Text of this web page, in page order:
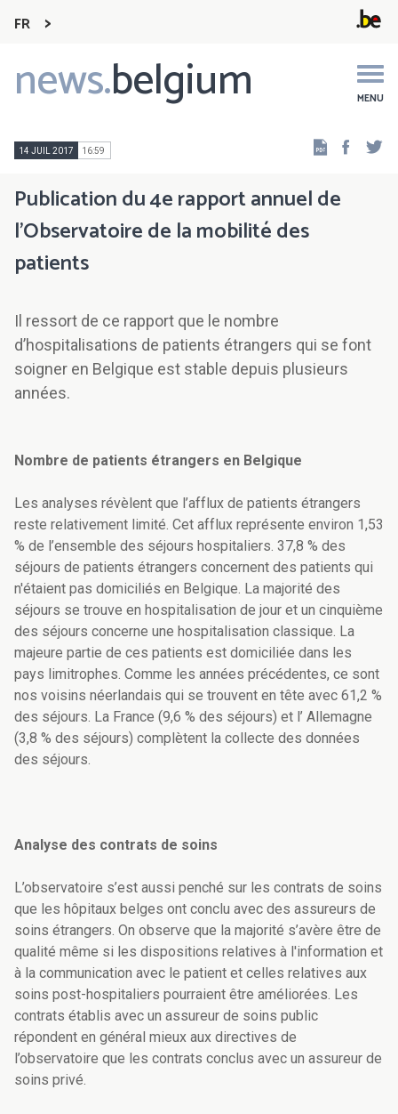
FR
news.belgium MENU
Main
navigation
14 JUIL 2017 16:59
Publication du 4e rapport annuel de
l’Observatoire de la mobilité des
patients
Il ressort de ce rapport que le nombre
d’hospitalisations de patients étrangers qui se font
soigner en Belgique est stable depuis plusieurs
années.
Nombre de patients étrangers en Belgique
Les analyses révèlent que l’afflux de patients étrangers
reste relativement limité. Cet afflux représente environ 1,53
% de l’ensemble des séjours hospitaliers. 37,8 % des
séjours de patients étrangers concernent des patients qui
n'étaient pas domiciliés en Belgique. La majorité des
séjours se trouve en hospitalisation de jour et un cinquième
des séjours concerne une hospitalisation classique. La
majeure partie de ces patients est domiciliée dans les
pays limitrophes. Comme les années précédentes, ce sont
nos voisins néerlandais qui se trouvent en tête avec 61,2 %
des séjours. La France (9,6 % des séjours) et l’ Allemagne
(3,8 % des séjours) complètent la collecte des données
des séjours.
Analyse des contrats de soins
L’observatoire s’est aussi penché sur les contrats de soins
que les hôpitaux belges ont conclu avec des assureurs de
soins étrangers. On observe que la majorité s’avère être de
qualité même si les dispositions relatives à l'information et
à la communication avec le patient et celles relatives aux
soins post-hospitaliers pourraient être améliorées. Les
contrats établis avec un assureur de soins public
répondent en général mieux aux directives de
l’observatoire que les contrats conclus avec un assureur de
soins privé.